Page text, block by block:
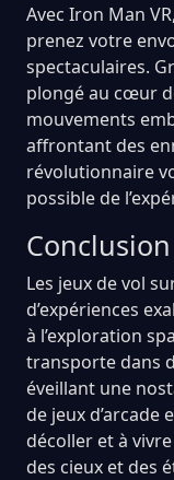
Avec Iron Man
prenez votre
spectaculaires.
plongé au cœur
mouvements
affrontant des
révolutionnaire
possible de
Conclusion
Les jeux de vol
d’expériences
à l’exploration
transporte dans
éveillant une
de jeux d’arcade
décoller et à
des cieux et des